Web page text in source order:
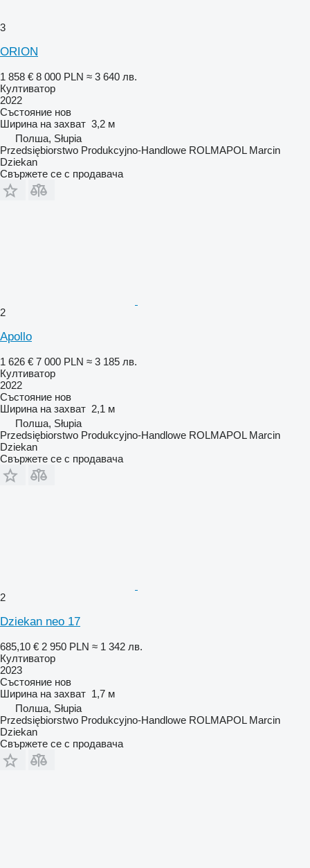
3
ORION
1 858 € 8 000 PLN ≈ 3 640 лв.
Култиватор
2022
Състояние нов
Ширина на захват 3,2 м
Полша, Słupia
Przedsiębiorstwo Produkcyjno-Handlowe ROLMAPOL Marcin
Dziekan
Свържете се с продавача
2
Apollo
1 626 € 7 000 PLN ≈ 3 185 лв.
Култиватор
2022
Състояние нов
Ширина на захват 2,1 м
Полша, Słupia
Przedsiębiorstwo Produkcyjno-Handlowe ROLMAPOL Marcin
Dziekan
Свържете се с продавача
2
Dziekan neo 17
685,10 € 2 950 PLN ≈ 1 342 лв.
Култиватор
2023
Състояние нов
Ширина на захват 1,7 м
Полша, Słupia
Przedsiębiorstwo Produkcyjno-Handlowe ROLMAPOL Marcin
Dziekan
Свържете се с продавача